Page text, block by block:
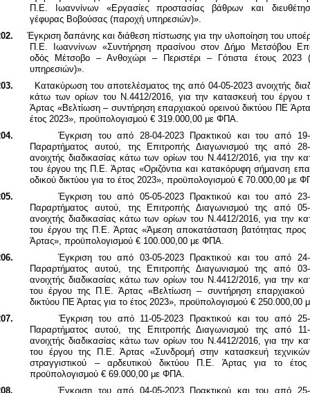
Π.Ε. Ιωαννίνων «Εργασίες προστασίας βάθρων και
γέφυρας Βοβούσας(παροχή υπηρεσιών)».
Έγκριση δαπάνης και διάθεση πίστωσης για την υλοποίηση του
Π.Ε. Ιωαννίνων «Συντήρηση πρασίνου στον Δήμο Μετσόβου
οδός Μέτσοβο – Ανθοχώρι – Περιστέρι – Γότιστα έτους 2023
υπηρεσιών)».
Κατακύρωση του αποτελέσματοςτης από 04-05-2023 ανοιχτής
κάτω των ορίων του Ν.4412/2016, για την κατασκευή του έργου
Άρτας «Βελτίωση – συντήρηση επαρχιακού ορεινού δικτύου ΠΕ
έτος 2023», προϋπολογισμού € 319.000,00 με ΦΠΑ.
Έγκριση του από 28-04-2023 Πρακτικού και του από 19-
Παραρτήματος αυτού, της Επιτροπής Διαγωνισμού της από 28-
ανοιχτής διαδικασίας κάτω των ορίων του Ν.4412/2016, για την
του έργου της Π.Ε. Άρτας «Οριζόντια και κατακόρυφη σήμανση
οδικού δικτύου για το έτος 2023», προϋπολογισμού € 70.000,00 με
Έγκριση του από 05-05-2023 Πρακτικού και του από 23-
Παραρτήματος αυτού, της Επιτροπής Διαγωνισμού της από 05-
ανοιχτής διαδικασίας κάτω των ορίων του Ν.4412/2016, για την
του έργου της Π.Ε. Άρτας «Άμεση αποκατάσταση βατότητας προς
Άρτας», προϋπολογισμού € 100.000,00 με ΦΠΑ.
Έγκριση του από 03-05-2023 Πρακτικού και του από 24-
Παραρτήματος αυτού, της Επιτροπής Διαγωνισμού της από 03-
ανοιχτής διαδικασίας κάτω των ορίων του Ν.4412/2016, για την
τουέργου της Π.Ε. Άρτας «Βελτίωση – συντήρηση επαρχιακού
δικτύου ΠΕ Άρτας για το έτος 2023», προϋπολογισμού € 250.000,00
Έγκριση του από 11-05-2023 Πρακτικού και του από 25-
Παραρτήματος αυτού, της Επιτροπής Διαγωνισμού της από 11-
ανοιχτής διαδικασίας κάτω των ορίων του Ν.4412/2016, για την
του έργου της Π.Ε. Άρτας «Συνδρομή στην κατασκευή
στραγγιστικού – αρδευτικού δικτύου Π.Ε. Άρτας για το
προϋπολογισμού € 69.000,00 με ΦΠΑ.
Έγκριση του από 04-05-2023 Πρακτικού και του από 25-